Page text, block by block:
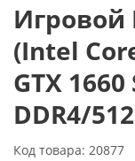
Игровой
(Intel
GTX
DDR4/
Код товара: 20877